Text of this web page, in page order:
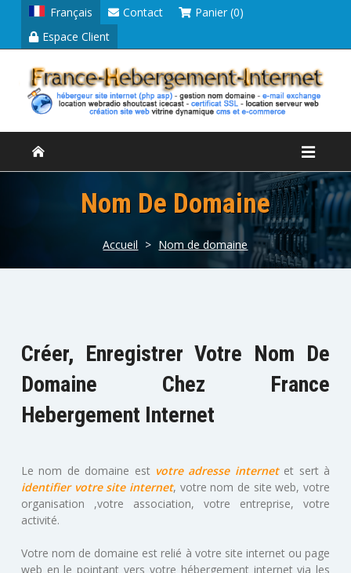
Français Contact
Panier (0)
Espace Client
Nom De Domaine
Accueil > Nom de domaine
Créer, Enregistrer Votre Nom De
Domaine Chez France
Hebergement Internet
Le nom de domaine est votre adresse internetet sert à
identifier votre site internet, votre nom de site web, votre
organisation ,votre association, votre entreprise, votre
activité.
Votre nom de domaine est relié à votre site internet ou page
web en le pointant vers votre hébergement internet via les